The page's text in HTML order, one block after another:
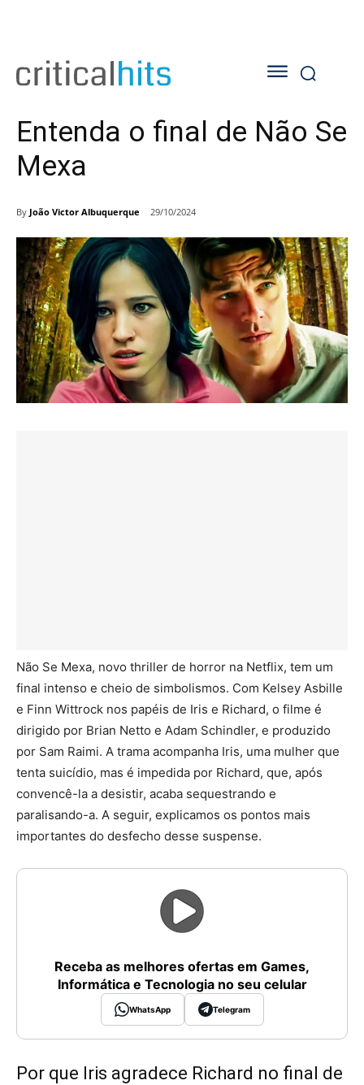
Entenda o final de Não Se
Mexa
By João Victor Albuquerque 29/10/2024
Não Se Mexa, novo thriller de horror na Netflix, tem um
final intenso e cheio de simbolismos. Com Kelsey Asbille
e Finn Wittrock nos papéis de Iris e Richard, o filme é
dirigido por Brian Netto e Adam Schindler, e produzido
por Sam Raimi. A trama acompanha Iris, uma mulher que
tenta suicídio, mas é impedida por Richard, que, após
convencê-la a desistir, acaba sequestrando e
paralisando-a. A seguir, explicamos os pontos mais
importantes do desfecho desse suspense.
Receba as melhores ofertas em Games,
Informática e Tecnologia no seu celular
WhatsApp Telegram
Por que Iris agradece Richard no final de